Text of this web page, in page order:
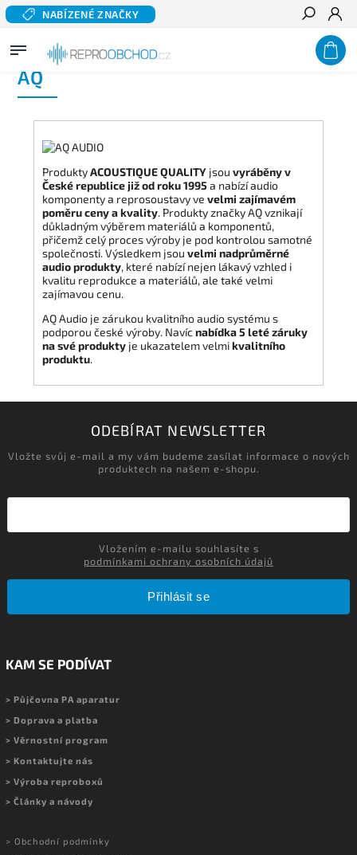
NABÍZENÉ ZNAČKY
Hledat
Domů/
AQ
ProduktyACOUSTIQUE QUALITY jsou vyráběny v
České republice již od roku 1995 a nabízí audio
komponenty a reprosoustavy ve velmi zajímavém
poměru ceny a kvality. Produkty značky AQ vznikají
důkladným výběrem materiálů a komponentů,
přičemž celý proces výroby je pod kontrolou samotné
společnosti. Výsledkem jsou velmi nadprůměrné
audio produkty, které nabízí nejen lákavý vzhled i
kvalitu reprodukce a materiálů, ale také velmi
zajímavou cenu.
AQ Audio je zárukou kvalitního audio systému s
podporou české výroby. Navíc nabídka 5 leté záruky
na své produkty je ukazatelem velmikvalitního
produktu.
ODEBÍRAT NEWSLETTER
Vložte svůj e-mail a my vám budeme zasílat informace o nových
produktech na našem e-shopu.
podmínkami ochrany osobních údajů
Přihlásit se
KAM SE PODÍVAT
> Půjčovna PA aparatur
> Doprava a platba
> Věrnostní program
> Kontaktujte nás
> Výroba reproboxů
> Články a návody
> Obchodní podmínky